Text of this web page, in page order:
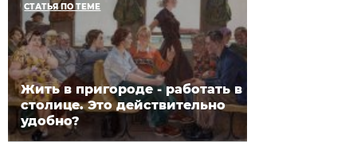
СТАТЬЯ ПО ТЕМЕ
Жить в пригороде - работать в
столице. Это действительно
удобно?